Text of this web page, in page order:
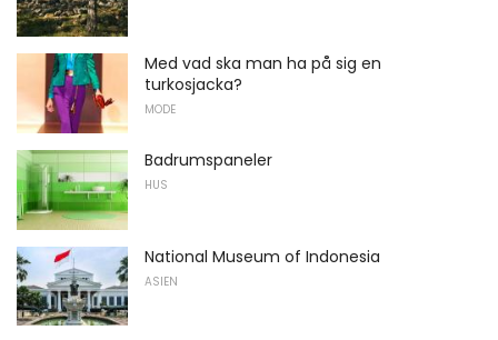
Med vad ska man ha på sig en
turkosjacka?
MODE
Badrumspaneler
HUS
National Museum of Indonesia
ASIEN